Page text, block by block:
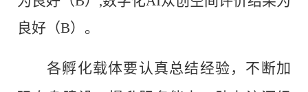
良好（B） 。
各孵化载体要认真总结经验，不断加